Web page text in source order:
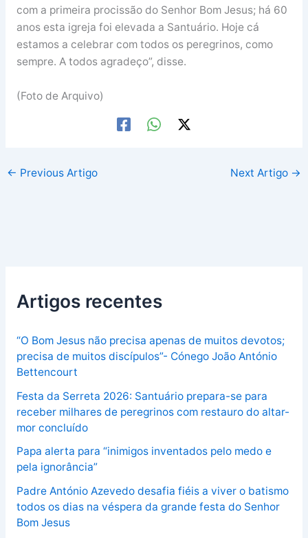
com a primeira procissão do Senhor Bom Jesus; há 60
anos esta igreja foi elevada a Santuário. Hoje cá
estamos a celebrar com todos os peregrinos, como
sempre. A todos agradeço”, disse.
(Foto de Arquivo)
← Previous Artigo Next Artigo →
Artigos recentes
“O Bom Jesus não precisa apenas de muitos devotos;
precisa de muitos discípulos”- Cónego João António
Bettencourt
Festa da Serreta 2026: Santuário prepara-se para
receber milhares de peregrinos com restauro do altar-
mor concluído
Papa alerta para “inimigos inventados pelo medo e
pela ignorância”
Padre António Azevedo desafia fiéis a viver o batismo
todos os dias na véspera da grande festa do Senhor
Bom Jesus